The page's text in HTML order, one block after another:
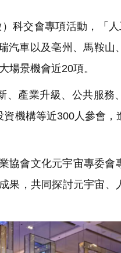
科交會專項活動，「
汽車以及亳州、馬鞍山
場景機會近20項。
產業升級、公共服務
機構等近300人參會，
會文化元宇宙專委會
果，共同探討元宇宙、